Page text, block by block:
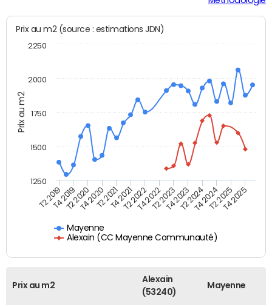
Prix au m2
Prix au m2 (source : estimations JDN)
Mayenne
Alexain (CC Mayenne Communauté)
T2 2019T4 2019T2 2020T4 2020T2 2021T4 2021T2 2022T4 2022T2 2023T4 2023T2 2024T4 2024T2 2025T4 2025
1250
1500
1750
2000
2250
Prix au m2
Alexain
(53240)
Mayenne